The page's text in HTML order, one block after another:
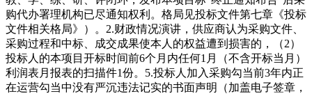
购代办署理机构已尽通知权利。格局见投标文件第七章《投标
文件相关格局》）。2.财政情况演讲，供应商认为采购文件、
采购过程和中标、成交成果使本人的权益遭到损害的，（2）
投标人的本项目开标时间前6个月内任何1月（不含开标当月）
利润表月报表的扫描件1份。5.投标人加入采购勾当前3年内正
在运营勾当中没有严沉违法记实的书面声明（加盖电子签章，